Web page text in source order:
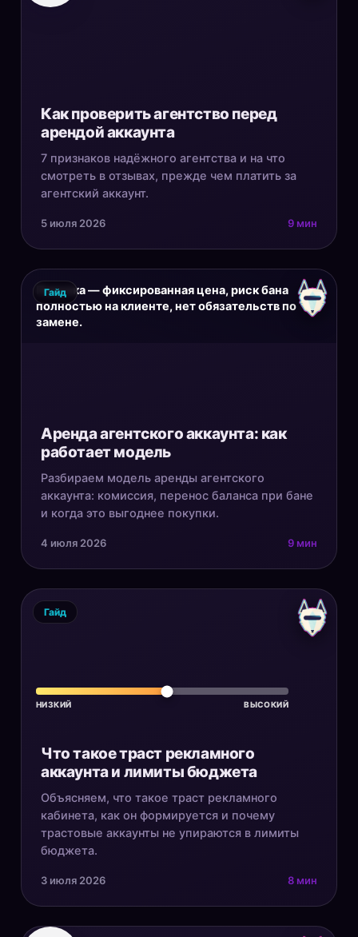
Как проверить агентство перед
арендой аккаунта
7 признаков надёжного агентства и на что
смотреть в отзывах, прежде чем платить за
агентский аккаунт.
5 июля 2026 9 мин
Покупка — фиксированная цена, риск бана
полностью на клиенте, нет обязательств по
замене.
Гайд
Аренда агентского аккаунта: как
работает модель
Разбираем модель аренды агентского
аккаунта: комиссия, перенос баланса при бане
и когда это выгоднее покупки.
4 июля 2026 9 мин
НИЗКИЙ ВЫСОКИЙ
Гайд
Что такое траст рекламного
аккаунта и лимиты бюджета
Объясняем, что такое траст рекламного
кабинета, как он формируется и почему
трастовые аккаунты не упираются в лимиты
бюджета.
3 июля 2026 8 мин